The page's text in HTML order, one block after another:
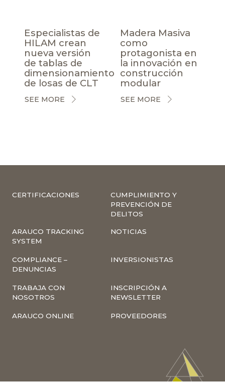
Especialistas de
HILAM crean
nueva versión
de tablas de
dimensionamiento
de losas de CLT
SEE MORE
Madera Masiva
como
protagonista en
la innovación en
construcción
modular
SEE MORE
CERTIFICACIONES
CUMPLIMIENTO Y
PREVENCIÓN DE
DELITOS
ARAUCO TRACKING
SYSTEM
NOTICIAS
COMPLIANCE –
DENUNCIAS
INVERSIONISTAS
TRABAJA CON
NOSOTROS
INSCRIPCIÓN A
NEWSLETTER
ARAUCO ONLINE PROVEEDORES